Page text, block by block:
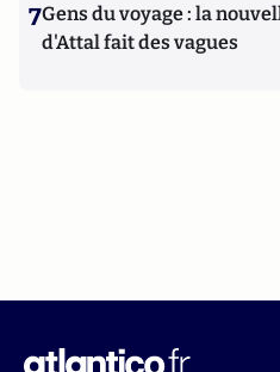
7Gens du voyage : la
d'Attal fait des vagues